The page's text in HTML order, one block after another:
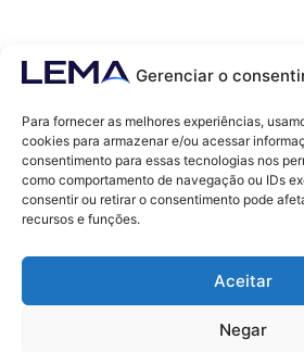
Gerenciar o
Para fornecer as melhores experiências,
cookies para armazenar e/ou acessar
consentimento para essas tecnologias nos
como comportamento de navegação ou IDs
consentir ou retirar o consentimento pode
recursos e funções.
Aceitar
Negar
Contatos
contato@lemaef.com.br
(85) 99868-3664